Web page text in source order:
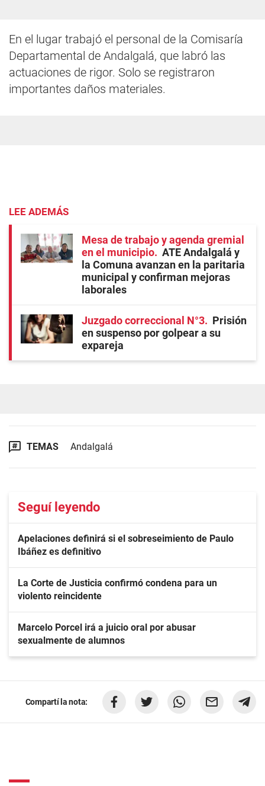
En el lugar trabajó el personal de la Comisaría
Departamental de Andalgalá, que labró las
actuaciones de rigor. Solo se registraron
importantes daños materiales.
LEE ADEMÁS
Mesa de trabajo y agenda gremial
en el municipio
ATE Andalgalá y
la Comuna avanzan en la paritaria
municipal y confirman mejoras
laborales
Juzgado correccional N°3
Prisión
en suspenso por golpear a su
expareja
TEMAS Andalgalá
Seguí leyendo
Apelaciones definirá si el sobreseimiento de Paulo
Ibáñez es definitivo
La Corte de Justicia confirmó condena para un
violento reincidente
Marcelo Porcel irá a juicio oral por abusar
sexualmente de alumnos
Compartí la nota: